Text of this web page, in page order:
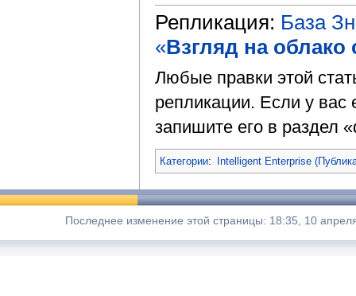
Репликация: База
«Взгляд на облако
Любые правки этой
репликации. Если у вас
запишите его в раздел
Категории: Intelligent Enterprise
Последнее изменение этой страницы: 18:35, 10